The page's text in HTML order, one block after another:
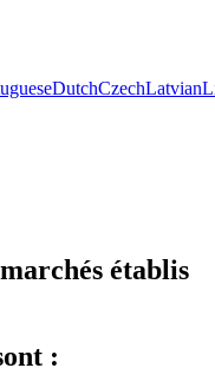
DutchCzechLatvian
établis
: